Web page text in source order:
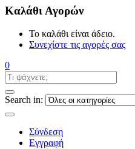
Καλάθι Αγορών
Το καλάθι είναι άδειο.
Συνεχίστε τις αγορές σας
0
Search in:
Σύνδεση
Εγγραφή